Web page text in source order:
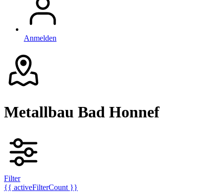
Anmelden
Metallbau Bad Honnef
Filter
{{ activeFilterCount }}